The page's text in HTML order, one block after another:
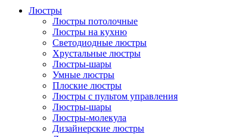
Люстры
Люстры потолочные
Люстры на кухню
Светодиодные люстры
Хрустальные люстры
Люстры-шары
Умные люстры
Плоские люстры
Люстры с пультом управления
Люстры-шары
Люстры-молекула
Дизайнерские люстры